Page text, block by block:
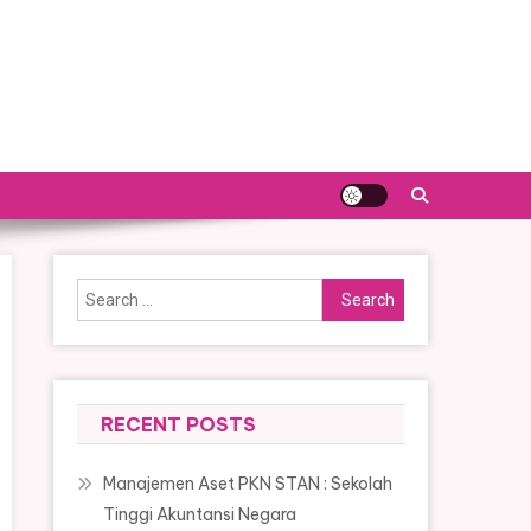
Search
for:
RECENT POSTS
Manajemen Aset PKN STAN : Sekolah
Tinggi Akuntansi Negara